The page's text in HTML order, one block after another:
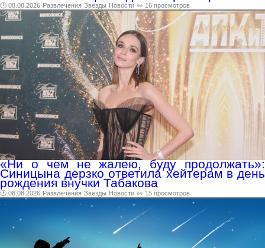
🕑 08.08.2026 Развлечения Звезды Новости 👀 16 просмотров
«Ни о чем не жалею, буду продолжать»:
Синицына дерзко ответила хейтерам в день
рождения внучки Табакова
🕑 08.08.2026 Развлечения Звезды Новости 👀 15 просмотров